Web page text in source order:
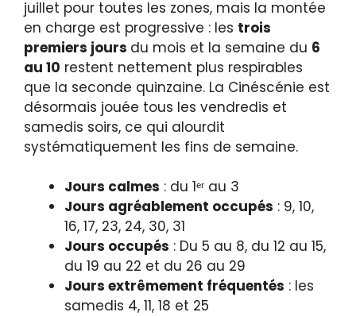
juillet pour toutes les zones, mais la montée
en charge est progressive : les trois
premiers jours du mois et la semaine du 6
au 10 restent nettement plus respirables
que la seconde quinzaine. La Cinéscénie est
désormais jouée tous les vendredis et
samedis soirs, ce qui alourdit
systématiquement les fins de semaine.
Jours calmes : du 1ᵉʳ au 3
Jours agréablement occupés : 9, 10,
16, 17, 23, 24, 30, 31
Jours occupés : Du 5 au 8, du 12 au 15,
du 19 au 22 et du 26 au 29
Jours extrêmement fréquentés : les
samedis 4, 11, 18 et 25